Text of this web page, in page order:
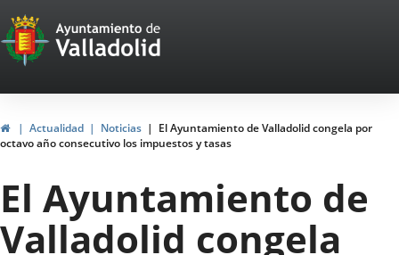
Portal
Web
del
Ayuntamiento
de
Valladolid
InicioActualidad Noticias
El Ayuntamiento de Valladolid congela por
octavo año consecutivo los impuestos y tasas
El Ayuntamiento de
Valladolid congela